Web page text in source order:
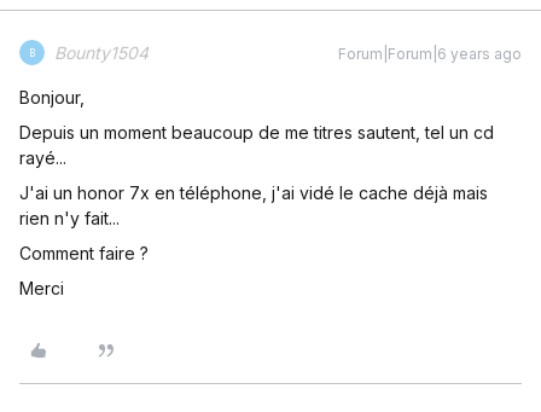
B Bounty1504 Forum|Forum|6 years ago
Bonjour,
Depuis un moment beaucoup de me titres sautent, tel un cd
rayé...
J'ai un honor 7x en téléphone, j'ai vidé le cache déjà mais
rien n'y fait...
Comment faire ?
Merci